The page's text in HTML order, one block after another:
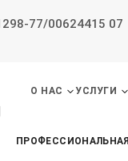
77/00624415 07
О НАС УСЛУГИ